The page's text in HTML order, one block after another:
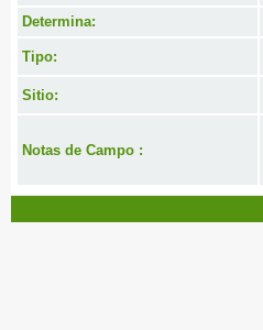
Determina:
Tipo:
Sitio:
Notas de Campo :